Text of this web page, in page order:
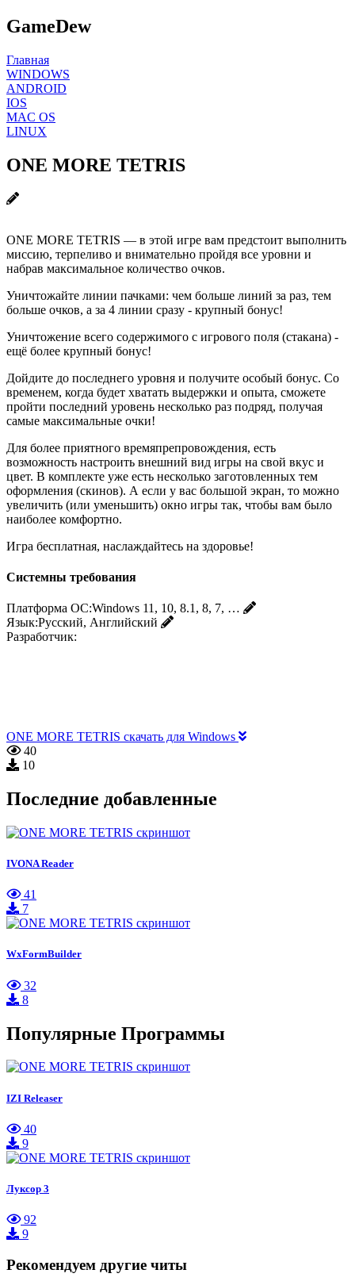
GameDew
Главная
WINDOWS
ANDROID
IOS
MAC OS
LINUX
ONE MORE TETRIS
ONE MORE TETRIS — в этой игре вам предстоит выполнить
миссию, терпеливо и внимательно пройдя все уровни и
набрав максимальное количество очков.
Уничтожайте линии пачками: чем больше линий за раз, тем
больше очков, а за 4 линии сразу - крупный бонус!
Уничтожение всего содержимого с игрового поля (стакана) -
ещё более крупный бонус!
Дойдите до последнего уровня и получите особый бонус. Со
временем, когда будет хватать выдержки и опыта, сможете
пройти последний уровень несколько раз подряд, получая
самые максимальные очки!
Для более приятного времяпрепровождения, есть
возможность настроить внешний вид игры на свой вкус и
цвет. В комплекте уже есть несколько заготовленных тем
оформления (скинов). А если у вас большой экран, то можно
увеличить (или уменьшить) окно игры так, чтобы вам было
наиболее комфортно.
Игра бесплатная, наслаждайтесь на здоровье!
Системны требования
Платформа ОС:Windows 11, 10, 8.1, 8, 7, …
Язык:Русский, Английский
Разработчик:
ONE MORE TETRIS скачать для Windows
40
10
Последние добавленные
IVONA Reader
41
7
WxFormBuilder
32
8
Популярные Программы
IZI Releaser
40
9
Луксор 3
92
9
Рекомендуем другие читы